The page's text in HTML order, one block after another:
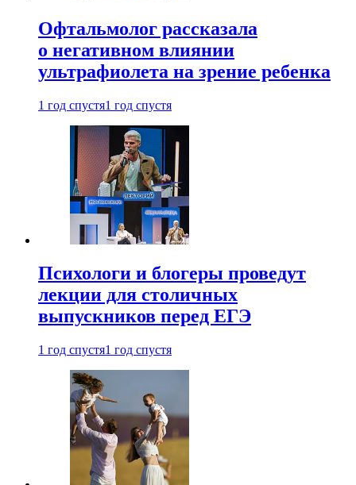
Офтальмолог рассказала
о негативном влиянии
ультрафиолета на зрение ребенка
1 год спустя1 год спустя
Психологи и блогеры проведут
лекции для столичных
выпускников перед ЕГЭ
1 год спустя1 год спустя